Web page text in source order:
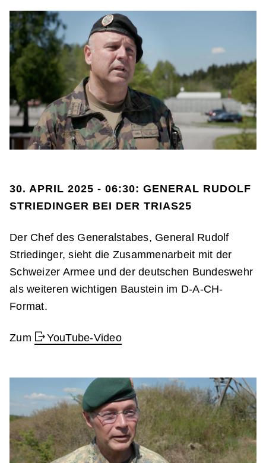
30. APRIL 2025 - 06:30: GENERAL RUDOLF
STRIEDINGER BEI DER TRIAS25
Der Chef des Generalstabes, General Rudolf
Striedinger, sieht die Zusammenarbeit mit der
Schweizer Armee und der deutschen Bundeswehr
als weiteren wichtigen Baustein im D-A-CH-
Format.
Zum YouTube-Video